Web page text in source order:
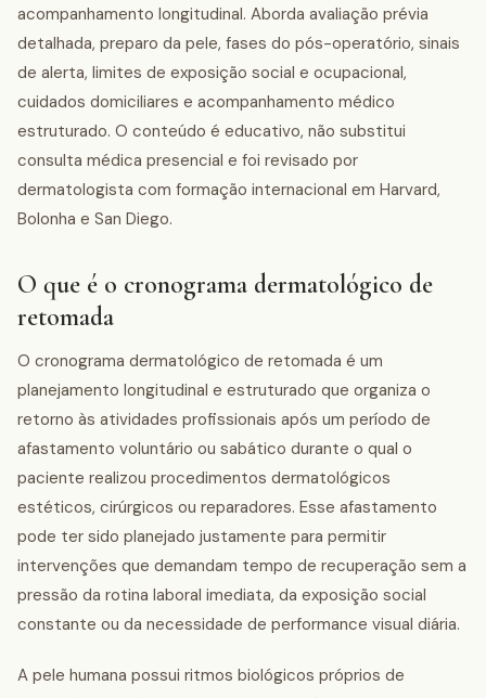
acompanhamento longitudinal. Aborda avaliação prévia
detalhada, preparo da pele, fases do pós-operatório, sinais
de alerta, limites de exposição social e ocupacional,
cuidados domiciliares e acompanhamento médico
estruturado. O conteúdo é educativo, não substitui
consulta médica presencial e foi revisado por
dermatologista com formação internacional em Harvard,
Bolonha e San Diego.
O que é o cronograma dermatológico de
retomada
O cronograma dermatológico de retomada é um
planejamento longitudinal e estruturado que organiza o
retorno às atividades profissionais após um período de
afastamento voluntário ou sabático durante o qual o
paciente realizou procedimentos dermatológicos
estéticos, cirúrgicos ou reparadores. Esse afastamento
pode ter sido planejado justamente para permitir
intervenções que demandam tempo de recuperação sem a
pressão da rotina laboral imediata, da exposição social
constante ou da necessidade de performance visual diária.
A pele humana possui ritmos biológicos próprios de